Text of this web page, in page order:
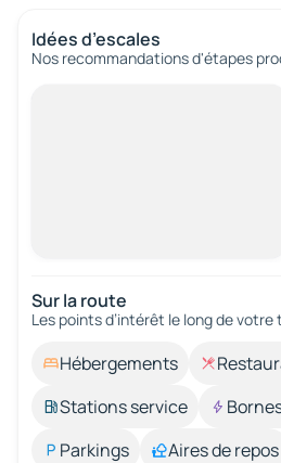
Idées d’escales
Nos recommandations d'étapes
Sur la route
Les points d’intérêt le long de
Hébergements
Stations service
Parkings
Aires de repos